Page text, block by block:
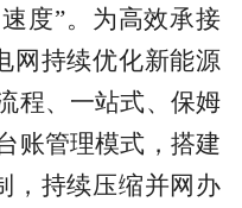
度”。为高效承接
网持续优化新能源
程、一站式、保姆
账管理模式，搭建
，持续压缩并网办